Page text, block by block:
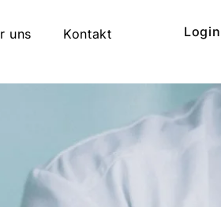
uns Kontakt Login